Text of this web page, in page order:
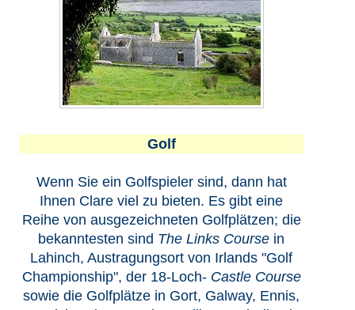
Golf
Wenn Sie ein Golfspieler sind, dann hat
Ihnen Clare viel zu bieten. Es gibt eine
Reihe von ausgezeichneten Golfplätzen; die
bekanntesten sind The Links Course in
Lahinch, Austragungsort von Irlands "Golf
Championship", der 18-Loch-Castle Course
sowie die Golfplätze in Gort, Galway, Ennis,